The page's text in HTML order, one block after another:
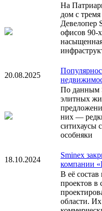
На
дом с
Девелопер
офисов 90-
20.08.2025
По данным
элитных
них —
ситихаусы
особняки
18.10.2024
Sminex
компании
В её
проектов в
области.